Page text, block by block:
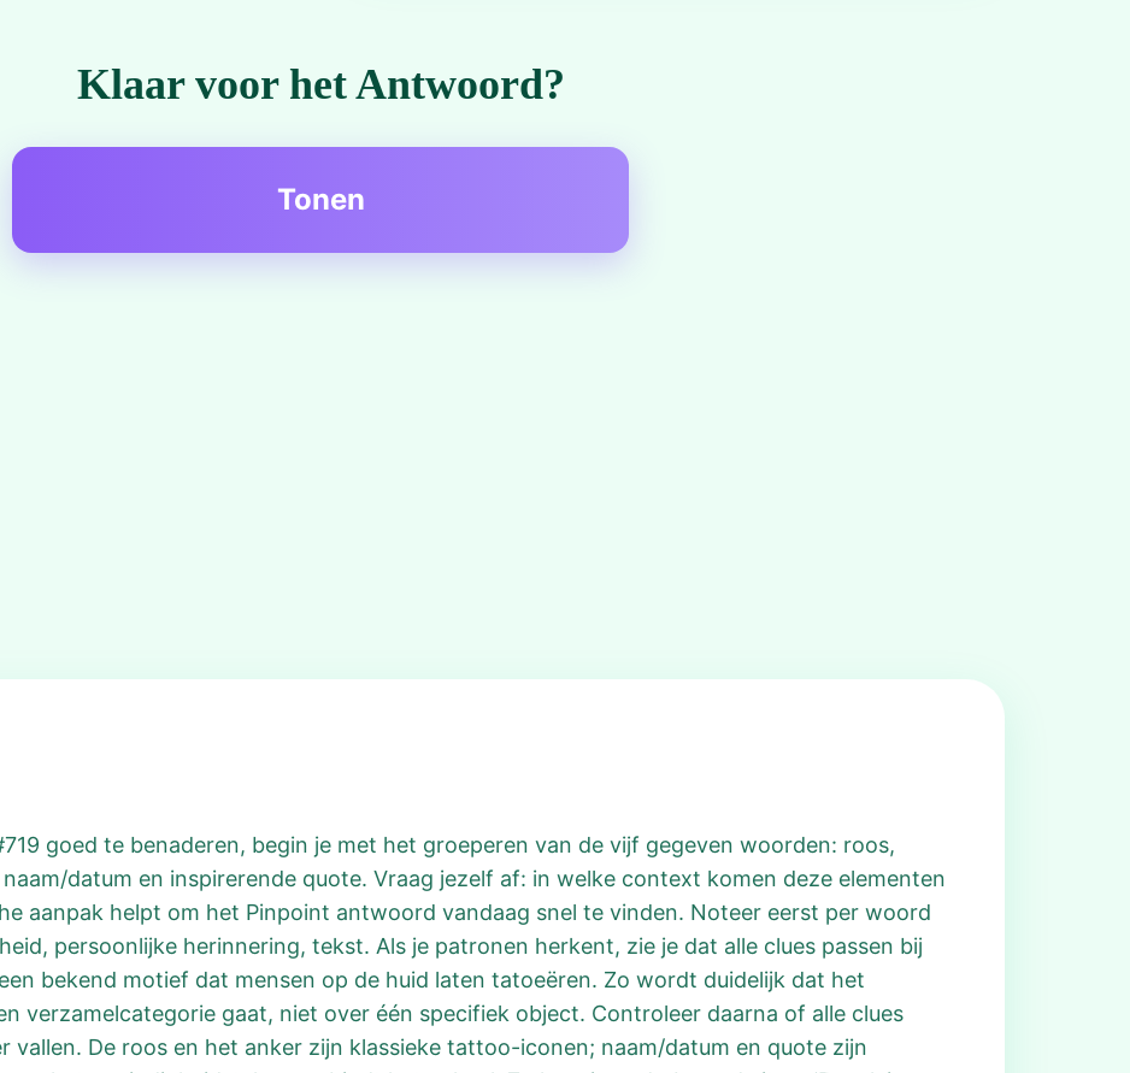
Klaar voor het Antwoord?
Tonen
goed te benaderen, begin je met het groeperen van de vijf gegeven woorden: roos,
datum en inspirerende quote. Vraag jezelf af: in welke context komen deze elementen
aanpak helpt om het Pinpoint antwoord vandaag snel te vinden. Noteer eerst per woord
persoonlijke herinnering, tekst. Als je patronen herkent, zie je dat alle clues passen bij
bekend motief dat mensen op de huid laten tatoeëren. Zo wordt duidelijk dat het
verzamelcategorie gaat, niet over één specifiek object. Controleer daarna of alle clues
vallen. De roos en het anker zijn klassieke tattoo-iconen; naam/datum en quote zijn